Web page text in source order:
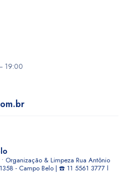
19:00
Organização & Limpeza Rua Antônio
- Campo Belo | ☎️ 11 5561 3777 l